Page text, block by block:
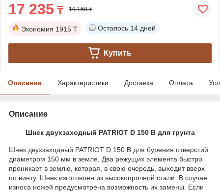
17 235 ₸ 19 150 ₸
Экономия 1915 ₸ Осталось 14 дней
Купить
Описание Характеристики Доставка Оплата
Описание
Шнек двухзаходный PATRIOT D 150 B для грунта
Шнек двухзаходный PATRIOT D 150 B для бурения отверстий
диаметром 150 мм в земле. Два режущих элемента быстро
проникает в землю, которая, в свою очередь, выходит вверх
по винту. Шнек изготовлен из высокопрочной стали. В случае
износа ножей предусмотрена возможность их замены. Если